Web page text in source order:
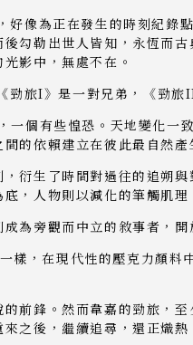
像為正在發生的時刻紀錄
勾勒出世人皆知，永恆而
影中，無處不在。
旅I》是一對兄弟，《勁
一個有些惶恐。天地變化
的依賴建立在彼此最自然
衍生了時間對過往的追朔
，人物則以減化的筆觸肌
為旁觀而中立的敘事者，
樣，在現代性的壓克力顏
前鋒。然而韋嘉的勁旅，
之後，繼續追尋，還正熾熱